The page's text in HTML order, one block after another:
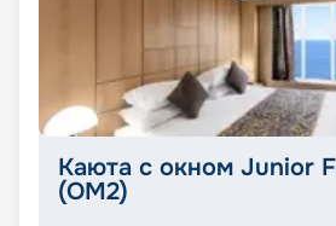
Каюта с окном Junior
(OM2)